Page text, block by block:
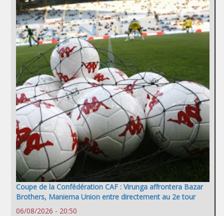
Coupe de la Confédération CAF : Virunga affrontera Bazar
Brothers, Maniema Union entre directement au 2e tour
06/08/2026 - 20:50